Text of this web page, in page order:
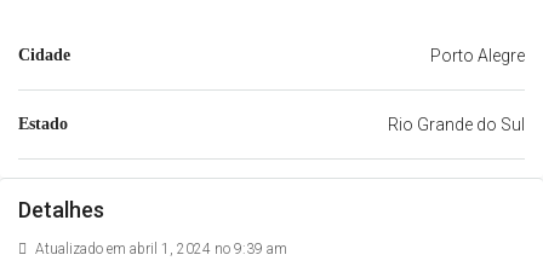
Cidade Porto Alegre
Estado Rio Grande do Sul
Detalhes
Atualizado em abril 1, 2024 no 9:39 am